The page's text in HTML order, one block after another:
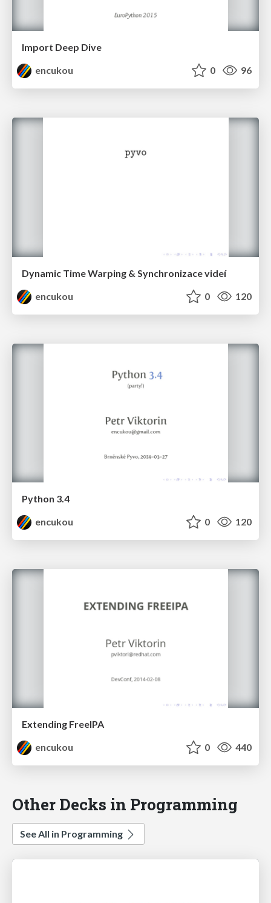
Import Deep Dive
encukou
0 96
Dynamic Time Warping & Synchronizace videí
encukou
0 120
Python 3.4
encukou
0 120
Extending FreeIPA
encukou
0 440
Other Decks in Programming
See All in Programming